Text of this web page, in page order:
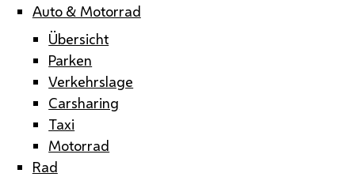
Auto & Motorrad
Übersicht
Parken
Verkehrslage
Carsharing
Taxi
Motorrad
Rad